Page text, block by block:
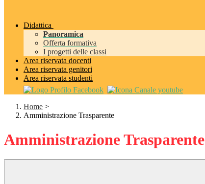
Didattica
Panoramica
Offerta formativa
I progetti delle classi
Area riservata docenti
Area riservata genitori
Area riservata studenti
Home >
Amministrazione Trasparente
Amministrazione Trasparente